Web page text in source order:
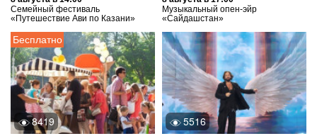
Семейный фестиваль
«Путешествие Ави по Казани»
Музыкальный опен-эйр
«Сайдашстан»
Бесплатно
8419 5516